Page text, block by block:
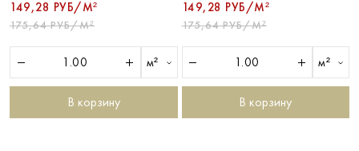
149,28 РУБ/М²
175,64 РУБ/М²
м²
В корзину
149,28 РУБ/М²
175,64 РУБ/М²
м²
В корзину